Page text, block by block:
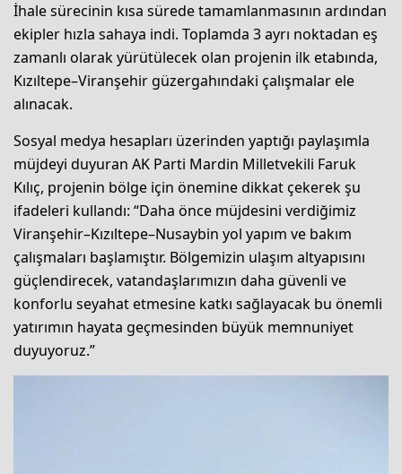
İhale sürecinin kısa sürede tamamlanmasının ardından
ekipler hızla sahaya indi. Toplamda 3 ayrı noktadan eş
zamanlı olarak yürütülecek olan projenin ilk etabında,
Kızıltepe–Viranşehir güzergahındaki çalışmalar ele
alınacak.
Sosyal medya hesapları üzerinden yaptığı paylaşımla
müjdeyi duyuran AK Parti Mardin Milletvekili Faruk
Kılıç, projenin bölge için önemine dikkat çekerek şu
ifadeleri kullandı: “Daha önce müjdesini verdiğimiz
Viranşehir–Kızıltepe–Nusaybin yol yapım ve bakım
çalışmaları başlamıştır. Bölgemizin ulaşım altyapısını
güçlendirecek, vatandaşlarımızın daha güvenli ve
konforlu seyahat etmesine katkı sağlayacak bu önemli
yatırımın hayata geçmesinden büyük memnuniyet
duyuyoruz.”